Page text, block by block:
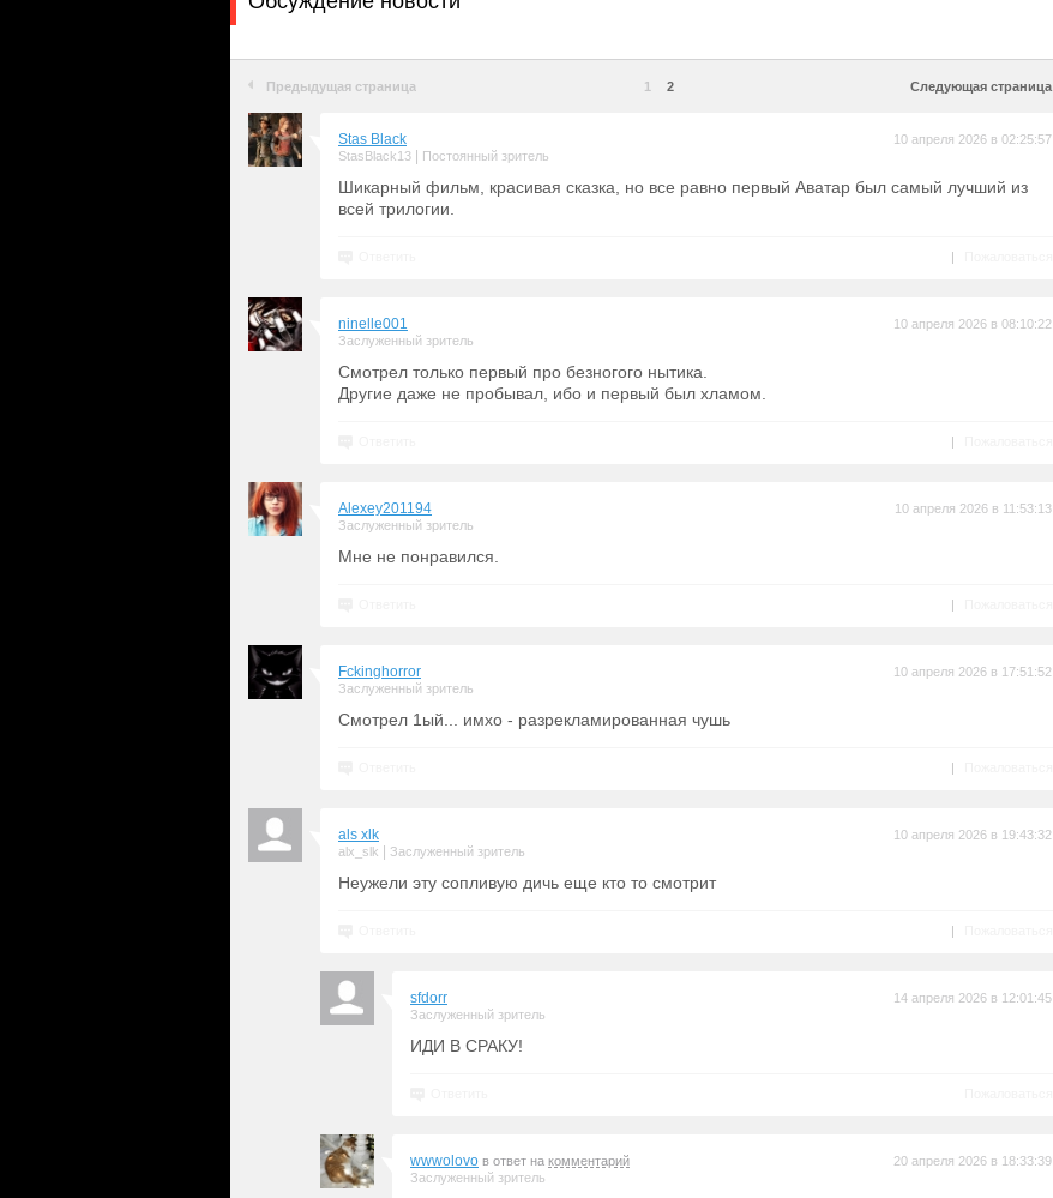
Предыдущая страница 1 2 Следующая страница
Stas Black
StasBlack13 Постоянный зритель
10 апреля 2026 в 02:25:57
Шикарный фильм, красивая сказка, но все равно первый Аватар был самый лучший из
всей трилогии.
|
ninelle001
Заслуженный зритель
10 апреля 2026 в 08:10:22
Смотрел только первый про безногого нытика.
Другие даже не пробывал, ибо и первый был хламом.
|
Alexey201194
Заслуженный зритель
10 апреля 2026 в 11:53:13
Мне не понравился.
|
Fckinghorror
Заслуженный зритель
10 апреля 2026 в 17:51:52
Смотрел 1ый... имхо - разрекламированная чушь
|
als xlk
alx_slk Заслуженный зритель
10 апреля 2026 в 19:43:32
Неужели эту сопливую дичь еще кто то смотрит
|
sfdorr
Заслуженный зритель
14 апреля 2026 в 12:01:45
ИДИ В СРАКУ!
wwwolovo в ответ на комментарий
Заслуженный зритель
20 апреля 2026 в 18:33:39